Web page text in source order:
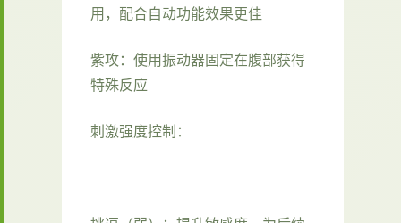
用，配合自动功能效果更佳
紫攻：使用振动器固定在腹部获得
特殊反应
刺激强度控制：